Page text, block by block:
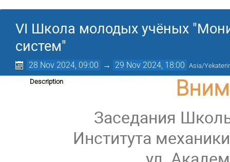
VI Школа молодых учёных
систем"
28 Nov 2024, 09:00 → 29 Nov 2024, 18:00 Asia/
Description
Заседания
Института